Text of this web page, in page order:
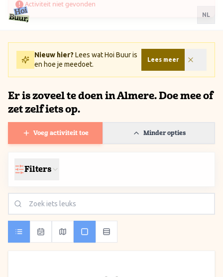
Ga naar inhoud / Skip to content
NL
Nieuw hier? Lees wat Hoi Buur is
en hoe je meedoet.
Lees meer
Er is zoveel te doen in Almere. Doe mee of
zet zelf iets op.
Voeg activiteit toe Minder opties
Filters